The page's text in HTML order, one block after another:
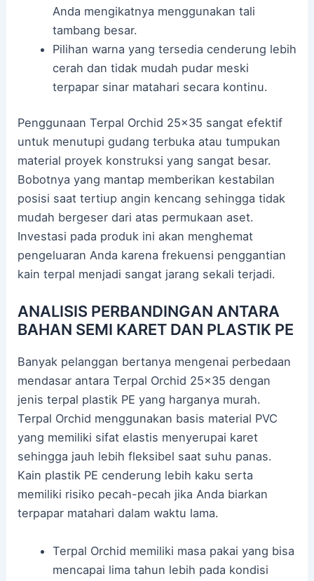
Anda mengikatnya menggunakan tali
tambang besar.
Pilihan warna yang tersedia cenderung lebih
cerah dan tidak mudah pudar meski
terpapar sinar matahari secara kontinu.
Penggunaan Terpal Orchid 25×35 sangat efektif
untuk menutupi gudang terbuka atau tumpukan
material proyek konstruksi yang sangat besar.
Bobotnya yang mantap memberikan kestabilan
posisi saat tertiup angin kencang sehingga tidak
mudah bergeser dari atas permukaan aset.
Investasi pada produk ini akan menghemat
pengeluaran Anda karena frekuensi penggantian
kain terpal menjadi sangat jarang sekali terjadi.
ANALISIS PERBANDINGAN ANTARA
BAHAN SEMI KARET DAN PLASTIK PE
Banyak pelanggan bertanya mengenai perbedaan
mendasar antara Terpal Orchid 25×35 dengan
jenis terpal plastik PE yang harganya murah.
Terpal Orchid menggunakan basis material PVC
yang memiliki sifat elastis menyerupai karet
sehingga jauh lebih fleksibel saat suhu panas.
Kain plastik PE cenderung lebih kaku serta
memiliki risiko pecah-pecah jika Anda biarkan
terpapar matahari dalam waktu lama.
Terpal Orchid memiliki masa pakai yang bisa
mencapai lima tahun lebih pada kondisi